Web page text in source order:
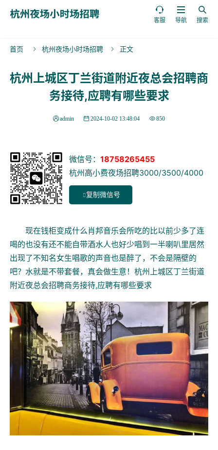

搜索

导航

客服
首页  杭州夜场小时场招聘  正文
杭州上城区丁兰街道附近夜总会招聘商
务接待,应聘有哪些要求
admin 2024-10-02 13:48:04 850
微信号： 18758265455
杭州高小费夜场招聘3000/3500/4000
复制微信号
现在钱柜变成什么肖邦音乐会所吃的比以前少多了连
喝的也没有还不能自带酒水人也好少唱到一半喇叭里居然
出现了不知名女生唱歌的声音也是醉了，不会是隔壁的
吧？水就是不带套餐，真会做生意！杭州上城区丁兰街道
附近夜总会招聘商务接待,应聘有哪些要求